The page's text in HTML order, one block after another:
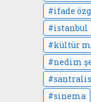
ifade
istanbul
kültür
nedim
sinema